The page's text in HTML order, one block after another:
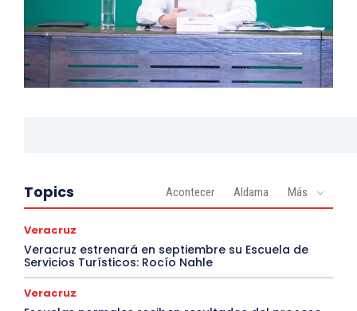
Topics Acontecer Aldama Más
Veracruz
Veracruz estrenará en septiembre su Escuela de
Servicios Turísticos: Rocío Nahle
Veracruz